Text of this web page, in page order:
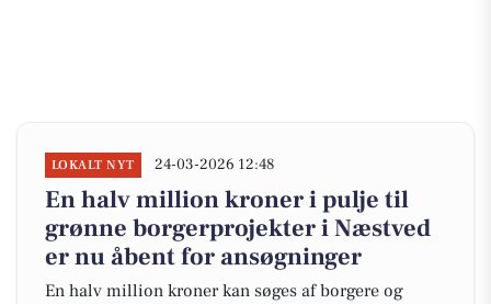
LOKALT NYT 24-03-2026 12:48
En halv million kroner i pulje til
grønne borgerprojekter i Næstved
er nu åbent for ansøgninger
En halv million kroner kan søges af borgere og